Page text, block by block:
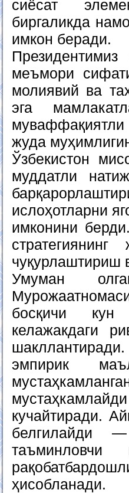
сиёсат
биргаликда
имкон беради.
меъмори
молиявий ва
эга
жуда
Ўзбекистон
муддатли
ислоҳотларни
имконини
чуқурлаштириш
Умуман
босқичи кун
келажакдаги
эмпирик
кучайтиради.
белгилайди —
ҳисобланади.